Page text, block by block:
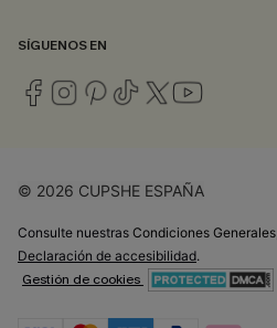
SÍGUENOS EN
© 2026 CUPSHE ESPAÑA
Consulte nuestras Condiciones Generales
Declaración de accesibilidad.
Gestión de cookies